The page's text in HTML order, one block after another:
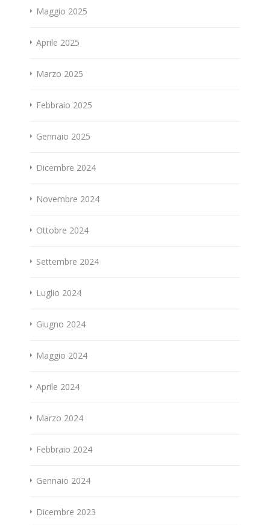
Maggio 2025
Aprile 2025
Marzo 2025
Febbraio 2025
Gennaio 2025
Dicembre 2024
Novembre 2024
Ottobre 2024
Settembre 2024
Luglio 2024
Giugno 2024
Maggio 2024
Aprile 2024
Marzo 2024
Febbraio 2024
Gennaio 2024
Dicembre 2023